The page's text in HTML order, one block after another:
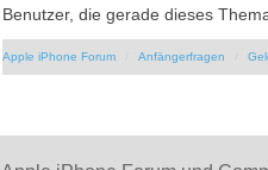
Benutzer, die gerade dieses
Apple iPhone Forum Anfängerfragen